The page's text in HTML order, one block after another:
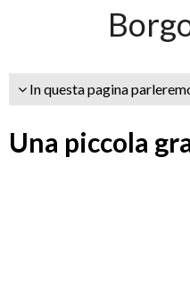
In questa pagina
Una piccola